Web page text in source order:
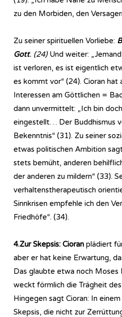
zu den Morbiden, den
Zu seiner spirituellen Vorliebe:
Gott. (24)Und weiter:
ist verloren, es ist eigentlich
es kommt vor“ (24). Cioran hat
Interessen am Göttlichen =
dann unvermittelt: „Ich bin
eingestellt… Der Buddhismus
Bekenntnis“ (31). Zu seiner
etwas politischen Ambition
stets bemüht, anderen
der anderen zu mildern“ (33).
verhaltenstherapeutisch
Sinnkrisen empfehle ich den
Friedhöfe“. (34).
4.Zur Skepsis: Cioran plädiert
aber er hat keine Erwartung,
Das glaubte etwa noch Moses
weckt förmlich die Trägheit
Hingegen sagt Cioran: In
Skepsis, die nicht zur